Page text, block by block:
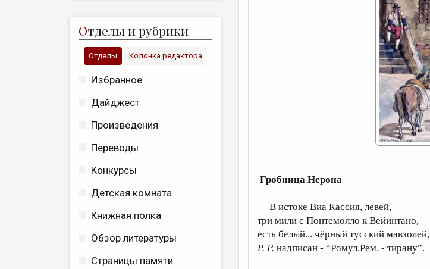
Отделы и рубрики
Отделы Колонка редактора
Избранное
Дайджест
Произведения
Переводы
Конкурсы
Детская комната
Книжная полка
Обзор литературы
Страницы памяти
Гробница Нерона
В истоке Виа Кассия, левей,
три мили с Пoнтемолло к Вейинтано,
есть белый... чёрный тусский мавзолей,
P. P. надписан - “Ромул.Рем. - тирану”.